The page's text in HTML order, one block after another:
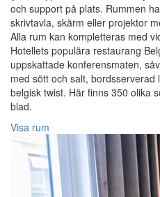
och support på plats. Rummen
skrivtavla, skärm eller projektor
Alla rum kan kompletteras med
Hotellets populära restaurang
uppskattade konferensmaten,
med sött och salt,
belgisk twist. Här finns 350 olika
blad.
Visa rum